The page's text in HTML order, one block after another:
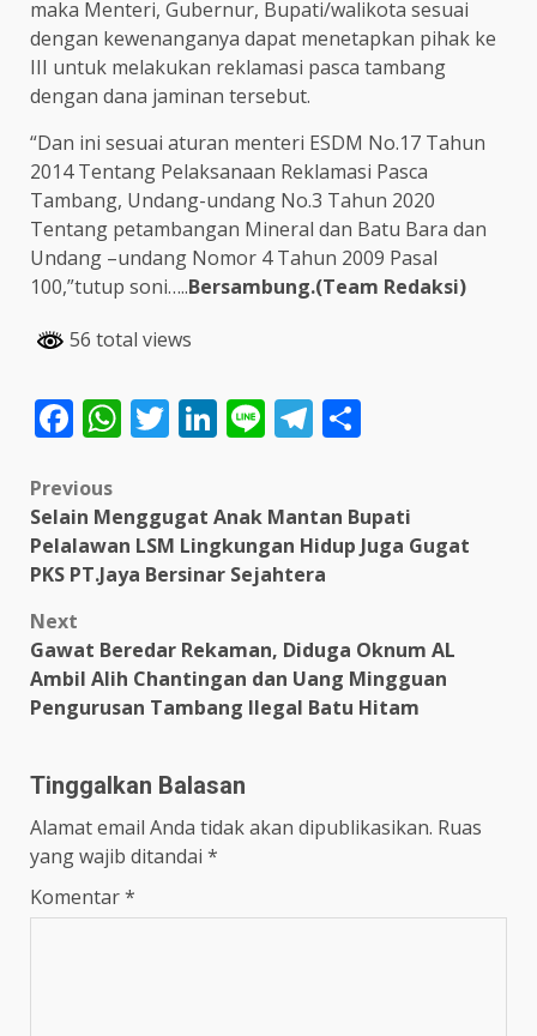
maka Menteri, Gubernur, Bupati/walikota sesuai
dengan kewenanganya dapat menetapkan pihak ke
III untuk melakukan reklamasi pasca tambang
dengan dana jaminan tersebut.
“Dan ini sesuai aturan menteri ESDM No.17 Tahun
2014 Tentang Pelaksanaan Reklamasi Pasca
Tambang, Undang-undang No.3 Tahun 2020
Tentang petambangan Mineral dan Batu Bara dan
Undang –undang Nomor 4 Tahun 2009 Pasal
100,”tutup soni…..Bersambung.(Team Redaksi)
56 total views
Facebook
WhatsApp
Twitter
LinkedIn
LineTelegram
Post
navigation
Previous
Selain Menggugat Anak Mantan Bupati
Pelalawan LSM Lingkungan Hidup Juga Gugat
PKS PT.Jaya Bersinar Sejahtera
Next
Gawat Beredar Rekaman, Diduga Oknum AL
Ambil Alih Chantingan dan Uang Mingguan
Pengurusan Tambang Ilegal Batu Hitam
Tinggalkan Balasan
Alamat email Anda tidak akan dipublikasikan. Ruas
yang wajib ditandai *
Komentar*